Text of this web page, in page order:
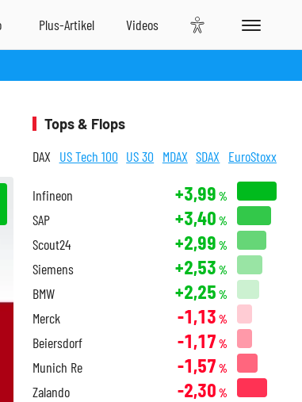
Tops & Flops
DAX US Tech 100 US 30 MDAX SDAX EuroStoxx
Infineon +3,99 %
SAP +3,40 %
Scout24 +2,99 %
Siemens +2,53 %
BMW +2,25 %
Merck -1,13 %
Beiersdorf -1,17 %
Munich Re -1,57 %
Zalando -2,30 %